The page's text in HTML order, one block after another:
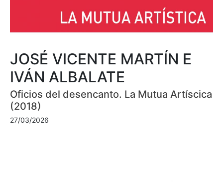
JOSÉ VICENTE MARTÍN E
IVÁN ALBALATE
Oficios del desencanto. La Mutua Artíscica
(2018)
27/03/2026